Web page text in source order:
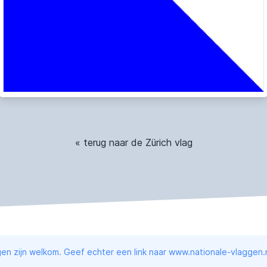
« terug naar de Zürich vlag
zijn welkom. Geef echter een link naar www.nationale-